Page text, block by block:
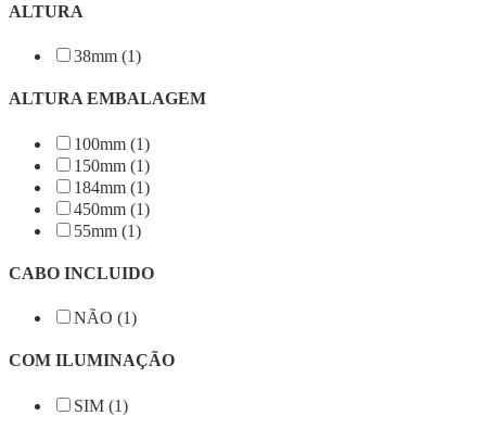
ALTURA
38mm (1)
ALTURA EMBALAGEM
100mm (1)
150mm (1)
184mm (1)
450mm (1)
55mm (1)
CABO INCLUIDO
NÃO (1)
COM ILUMINAÇÃO
SIM (1)